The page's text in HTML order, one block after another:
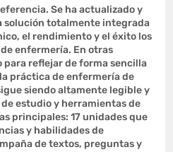
Se ha actualizado y
solución totalmente integrada
el rendimiento y el éxito los
enfermería. En otras
para reflejar de forma sencilla
práctica de enfermería de
siendo altamente legible y
estudio y herramientas de
principales: 17 unidades que
y habilidades de
de textos, preguntas y